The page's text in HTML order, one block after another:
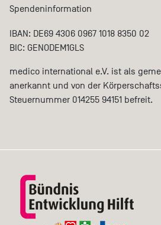
Spendeninformation
IBAN: DE69 4306 0967 1018 8350 02
BIC: GENODEM1GLS
medico international e.V. ist als
anerkannt und von der
Steuernummer 014255 94151 befreit.